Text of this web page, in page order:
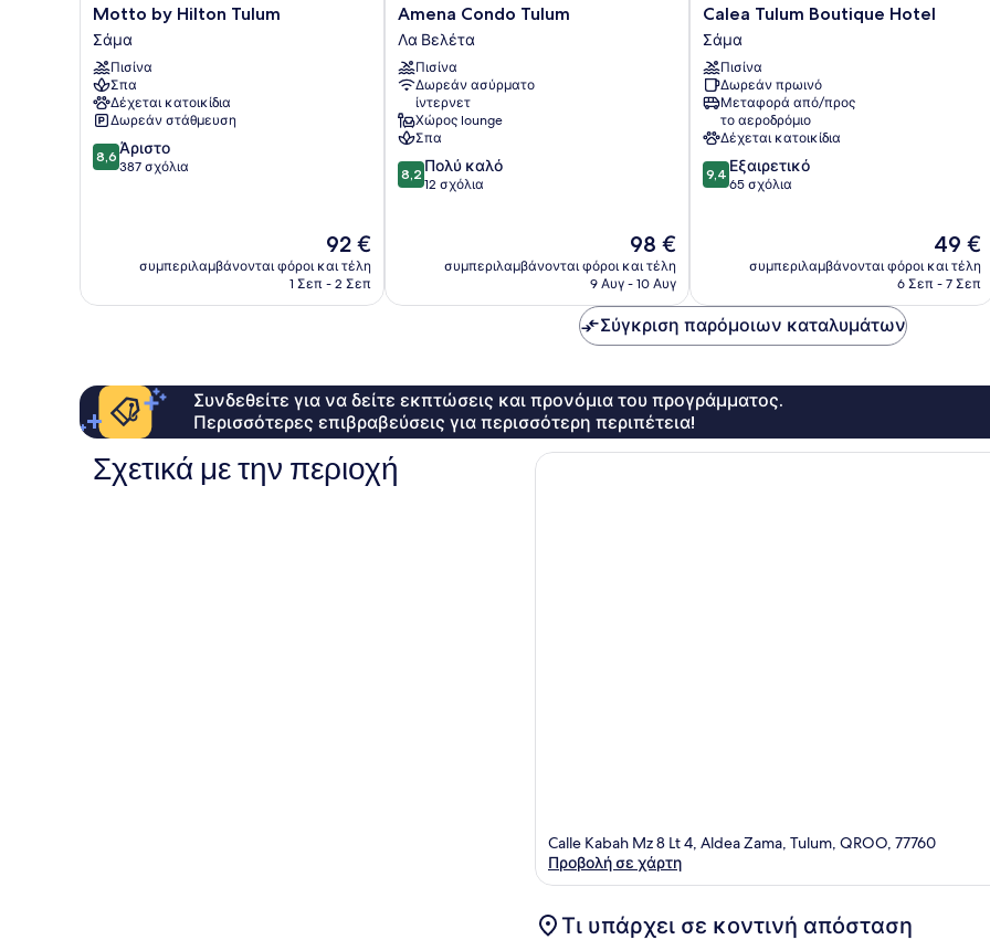
Motto
by
Hilton
Tulum
Σάμα
Motto by Hilton Tulum
Σάμα
Πισίνα
Σπα
Δέχεται κατοικίδια
Δωρεάν στάθμευση
8.6
στα
8,6 Άριστο
387 σχόλια
Η
τιμή
είναι
92 €
συμπεριλαμβάνονται φόροι και τέλη
1 Σεπ - 2 Σεπ
Amena
Condo
Tulum
Λα
Βελέτα
Amena Condo Tulum
Λα Βελέτα
Πισίνα
Δωρεάν ασύρματο
ίντερνετ
Χώρος lounge
Σπα
8.2
στα
8,2 Πολύ καλό
12 σχόλια
Η
τιμή
είναι
98 €
συμπεριλαμβάνονται φόροι και τέλη
9 Αυγ - 10 Αυγ
Calea
Tulum
Boutique
Hotel
Σάμα
Calea Tulum Boutique Hotel
Σάμα
Πισίνα
Δωρεάν πρωινό
Μεταφορά από/προς
το αεροδρόμιο
Δέχεται κατοικίδια
9.4
στα
σχόλια
9,4 Εξαιρετικό
65 σχόλια
Η
τιμή
είναι
49 €
συμπεριλαμβάνονται φόροι και τέλη
6 Σεπ - 7 Σεπ
Σύγκριση παρόμοιων καταλυμάτων
Συνδεθείτε για να δείτε εκπτώσεις και προνόμια του προγράμματος.
Περισσότερες επιβραβεύσεις για περισσότερη περιπέτεια!
Σχετικά με την περιοχή
Calle Kabah Mz 8 Lt 4, Aldea Zama, Tulum, QROO, 77760
Προβολή σε χάρτη
Τι υπάρχει σε κοντινή απόσταση